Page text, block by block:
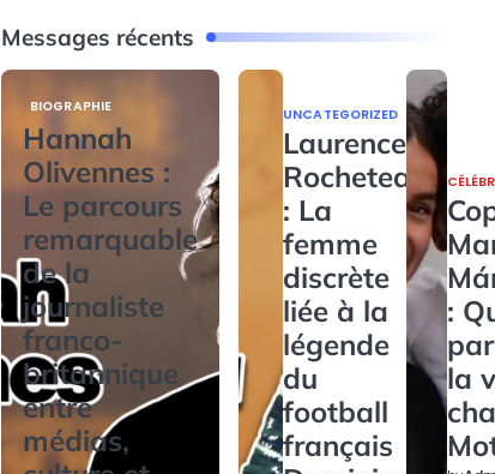
Messages récents
BIOGRAPHIE
Hannah
Olivennes :
Le parcours
remarquable
de la
journaliste
franco-
britannique
entre
médias,
UNCATEGORIZED
Laurence
Rocheteau
: La
femme
discrète
liée à la
légende
du
football
français
:
la